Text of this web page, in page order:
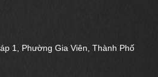
1, Phường Gia Viên, Thành Phố